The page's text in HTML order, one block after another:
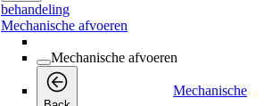
behandeling
Mechanische afvoeren
Mechanische afvoeren
Mechanische